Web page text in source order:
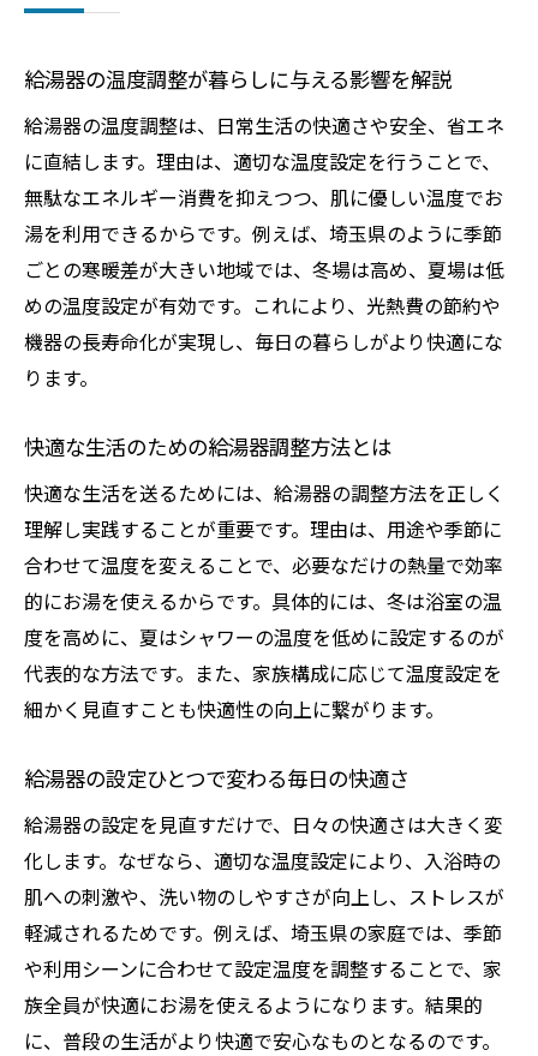
る
埼玉県の気温変化と給湯器設定の関係性
気候に合わせた給湯器の温度調整ポイント
埼玉県で快適な湯温を保つ給湯器活用術
寒暖差に強い給湯器の調整方法を検証
給湯器の温度設定が埼玉県で重要な理由
気候対応型給湯器設定法で快適な毎日を実
現
季節ごとに変える給湯器温度のポイント
季節に応じた給湯器温度調整の実践方法
給湯器の温度設定を季節で変えるメリット
冬場の給湯器温度設定で注意すべき点
夏場の給湯器温度調整で省エネを実現
年間を通じた給湯器温度の上手な切り替え
給湯器の調整が光熱費節約につながる理由
給湯器の温度調整で毎月の光熱費が変わる
給湯器の設定温度と電気代の関係を解説
給湯器の調整を見直して節約体質を作ろう
光熱費に差が出る給湯器温度設定の極意
給湯器の温度設定が節約生活のカギになる
快適な湯温なら給湯器の設定が重要です
給湯器の設定で理想の湯温を実現する方法
やけどを防ぐための給湯器温度の選び方
給湯器の温度調整が暮らしに与える影響を解説
給湯器の温度調整は、日常生活の快適さや安全、省エネ
に直結します。理由は、適切な温度設定を行うことで、
無駄なエネルギー消費を抑えつつ、肌に優しい温度でお
湯を利用できるからです。例えば、埼玉県のように季節
ごとの寒暖差が大きい地域では、冬場は高め、夏場は低
めの温度設定が有効です。これにより、光熱費の節約や
機器の長寿命化が実現し、毎日の暮らしがより快適にな
ります。
快適な生活のための給湯器調整方法とは
快適な生活を送るためには、給湯器の調整方法を正しく
理解し実践することが重要です。理由は、用途や季節に
合わせて温度を変えることで、必要なだけの熱量で効率
的にお湯を使えるからです。具体的には、冬は浴室の温
度を高めに、夏はシャワーの温度を低めに設定するのが
代表的な方法です。また、家族構成に応じて温度設定を
細かく見直すことも快適性の向上に繋がります。
給湯器の設定ひとつで変わる毎日の快適さ
給湯器の設定を見直すだけで、日々の快適さは大きく変
化します。なぜなら、適切な温度設定により、入浴時の
肌への刺激や、洗い物のしやすさが向上し、ストレスが
軽減されるためです。例えば、埼玉県の家庭では、季節
や利用シーンに合わせて設定温度を調整することで、家
族全員が快適にお湯を使えるようになります。結果的
に、普段の生活がより快適で安心なものとなるのです。